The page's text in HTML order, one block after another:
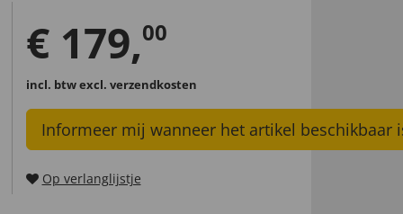
€ 179,00
incl. btwexcl. verzendkosten
Informeer mij wanneer het artikel beschikbaar
Op verlanglijstje